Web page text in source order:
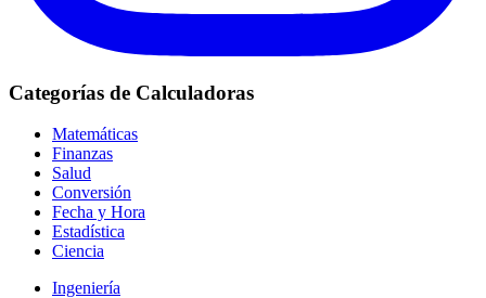
Categorías de Calculadoras
Matemáticas
Finanzas
Salud
Conversión
Fecha y Hora
Estadística
Ciencia
Ingeniería